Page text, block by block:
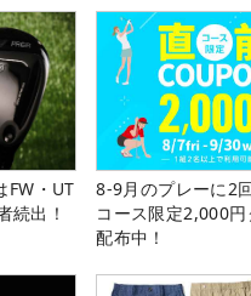
FW・UT
続出！
8-9月のプレーに2
コース限定2,000円
配布中！